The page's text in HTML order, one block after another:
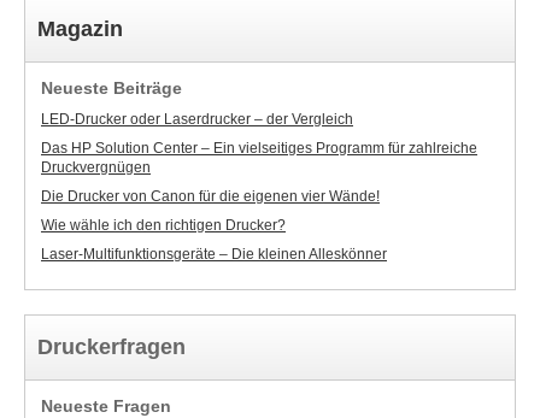
Magazin
Neueste Beiträge
LED-Drucker oder Laserdrucker – der Vergleich
Das HP Solution Center – Ein vielseitiges Programm für zahlreiche
Druckvergnügen
Die Drucker von Canon für die eigenen vier Wände!
Wie wähle ich den richtigen Drucker?
Laser-Multifunktionsgeräte – Die kleinen Alleskönner
Druckerfragen
Neueste Fragen